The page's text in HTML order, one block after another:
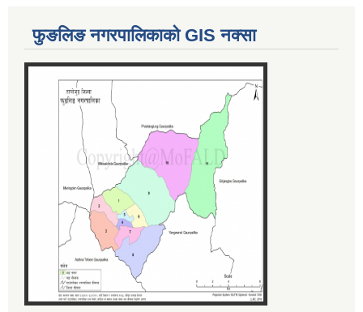
फुङलिङ नगरपालिकाको GIS नक्सा